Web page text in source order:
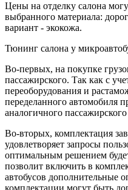
Цены на отделку салона
выбранного материала:
вариант - экокожа.
Тюнинг салона у
Во-первых, на покупке
пассажирского. Так как с
переоборудования и
переделанного автомобиля
аналогичного
Во-вторых, комплектация
удовлетворяет запросы
оптимальным решением
позволит включить в
автобусов дополнительные